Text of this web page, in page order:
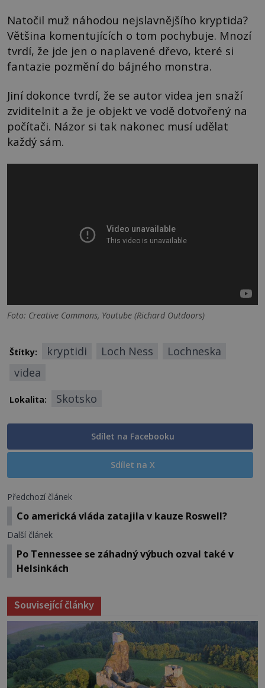
Natočil muž náhodou nejslavnějšího kryptida?
Většina komentujících o tom pochybuje. Mnozí
tvrdí, že jde jen o naplavené dřevo, které si
fantazie pozmění do bájného monstra.
Jiní dokonce tvrdí, že se autor videa jen snaží
zviditelnit a že je objekt ve vodě dotvořený na
počítači. Názor si tak nakonec musí udělat
každý sám.
Foto: Creative Commons, Youtube (Richard Outdoors)
Štítky: kryptidi Loch Ness
Lochneska
videa
Lokalita: Skotsko
Sdílet na Facebooku
Sdílet na X
Předchozí článek
Co americká vláda zatajila v kauze Roswell?
Další článek
Po Tennessee se záhadný výbuch ozval také v
Helsinkách
Související články